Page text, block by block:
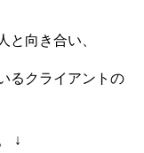
と向き合い、
るクライアントの
↓